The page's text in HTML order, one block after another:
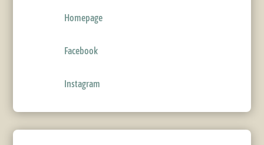
Homepage
Facebook
Instagram